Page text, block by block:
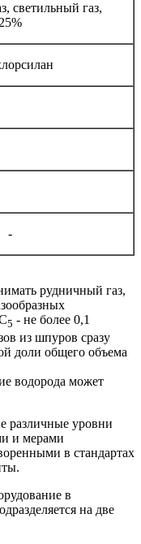
светильный газ,
-
рудничный газ,
5 - не более 0,1
из шпуров сразу
доли общего объема
водорода может
различные уровни
и мерами
в стандартах
в
на две